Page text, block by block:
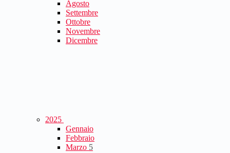
Agosto
Settembre
Ottobre
Novembre
Dicembre
2025
Gennaio
Febbraio
Marzo 5